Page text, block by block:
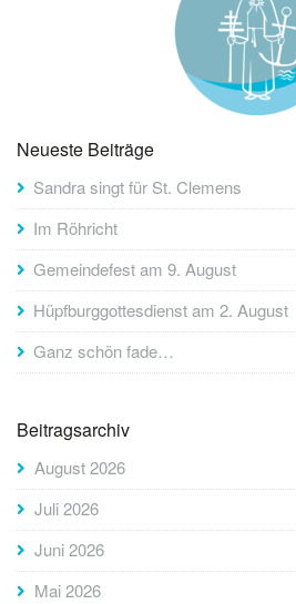
Neueste Beiträge
Sandra singt für St. Clemens
Im Röhricht
Gemeindefest am 9. August
Hüpfburggottesdienst am 2. August
Ganz schön fade…
Beitragsarchiv
August 2026
Juli 2026
Juni 2026
Mai 2026